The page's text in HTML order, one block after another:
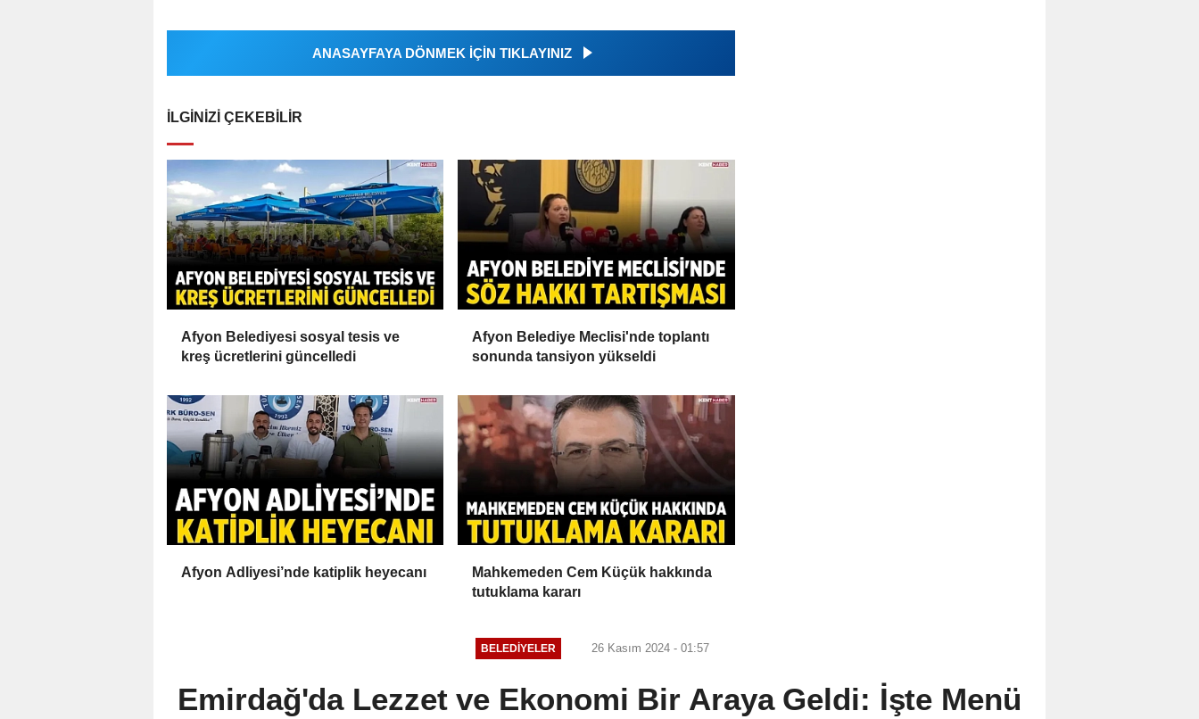
ANASAYFAYA DÖNMEK İÇİN TIKLAYINIZ
İLGINIZI ÇEKEBILIR
Afyon Belediyesi sosyal tesis ve
kreş ücretlerini güncelledi
Afyon Belediye Meclisi'nde toplantı
sonunda tansiyon yükseldi
Afyon Adliyesi’nde katiplik heyecanı
Mahkemeden Cem Küçük hakkında
tutuklama kararı
BELEDIYELER 26 Kasım 2024 - 01:57
Emirdağ'da Lezzet ve Ekonomi Bir Araya Geldi: İşte Menü